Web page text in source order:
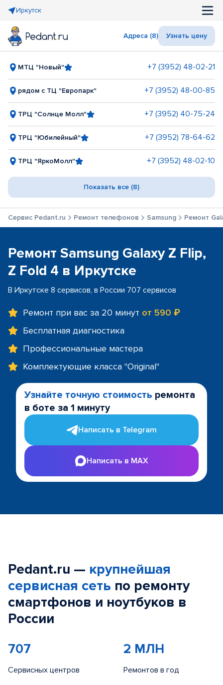
Иркутск
Адреса (8) Узнать цену
МТЦ "Новый" +7 (3952) 48-02-21
рядом с ТЦ "Европарк" +7 (3952) 48-00-85
ТРЦ "Солнце Молл" +7 (3952) 40-75-24
ТРЦ "Юбилейный" +7 (3952) 78-64-62
ТРЦ "ЯркоМолл" +7 (3952) 48-02-10
Показать все (8)
Сервис Pedant.ru Ремонт телефонов Samsung Ремонт
Ремонт Samsung Galaxy Z Flip,
Z Fold 4 в Иркутске
В Иркутске 8 сервисов, в России 707 сервисов
Ремонт при вас за 20 минут от 590 ₽
Бесплатная диагностика
Профессиональные мастера
Комплектующие класса "Original"
Узнайте точную стоимость ремонта
в боте за 1 минуту
Написать в Telegram
Написать в MAX
Pedant.ru — крупнейшая
сервисная сеть по ремонту
смартфонов и ноутбуков в
России
707
Сервисных центров
2 МЛН
Ремонтов в год